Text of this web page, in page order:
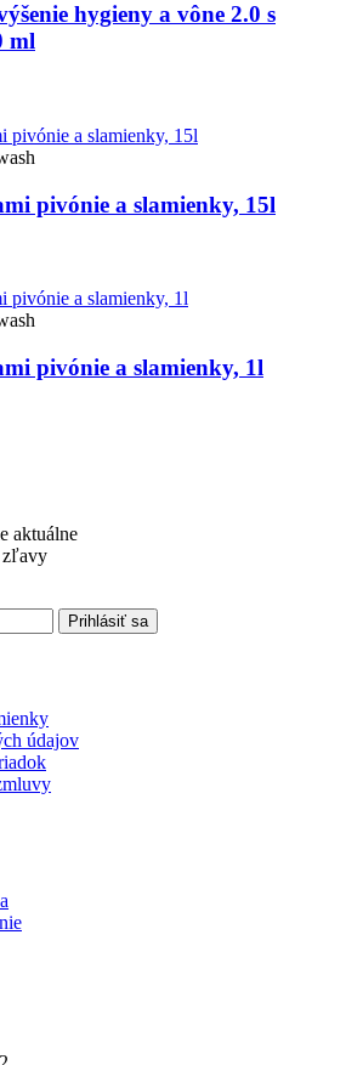
hygieny a vône 2.0 s
ml
pivónie a slamienky, 15l
pivónie a slamienky, 1l
aktuálne
zľavy
Prihlásiť sa
údajov